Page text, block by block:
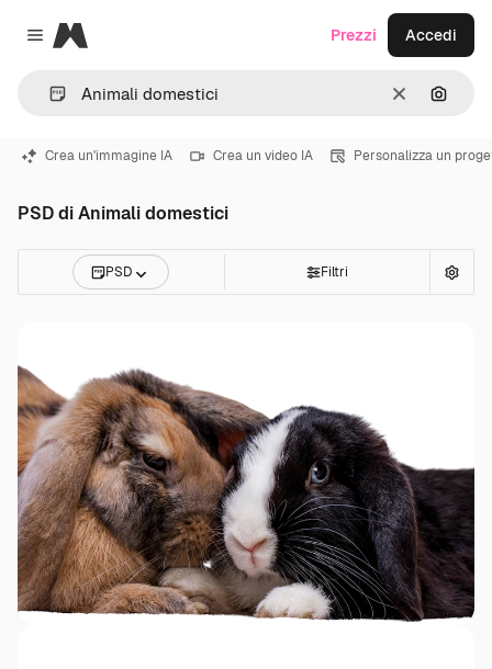
Close menu
Magnific
CancellaCerca
Prezzi Accedi
Crea un'immagine IA Crea un video IA Personalizza un
PSD di Animali domestici
PSD Filtri